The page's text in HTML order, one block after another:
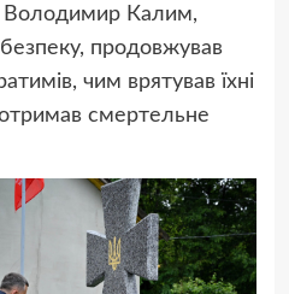
Володимир Калим,
продовжував
чим врятував їхні
смертельне